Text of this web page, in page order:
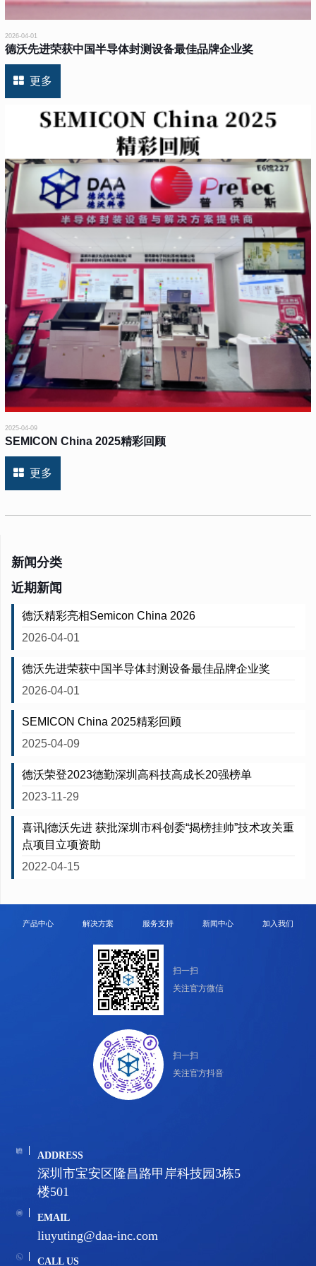
2026-04-01
德沃先进荣获中国半导体封测设备最佳品牌企业奖
更多
2025-04-09
SEMICON China 2025精彩回顾
更多
新闻分类
近期新闻
德沃精彩亮相Semicon China 2026
2026-04-01
德沃先进荣获中国半导体封测设备最佳品牌企业奖
2026-04-01
SEMICON China 2025精彩回顾
2025-04-09
德沃荣登2023德勤深圳高科技高成长20强榜单
2023-11-29
喜讯|德沃先进 获批深圳市科创委“揭榜挂帅”技术攻关重
点项目立项资助
2022-04-15
产品中心 解决方案 服务支持 新闻中心 加入我们
扫一扫
关注官方微信
扫一扫
关注官方抖音
ADDRESS
深圳市宝安区隆昌路甲岸科技园3栋5
楼501
EMAIL
liuyuting@daa-inc.com
CALL US